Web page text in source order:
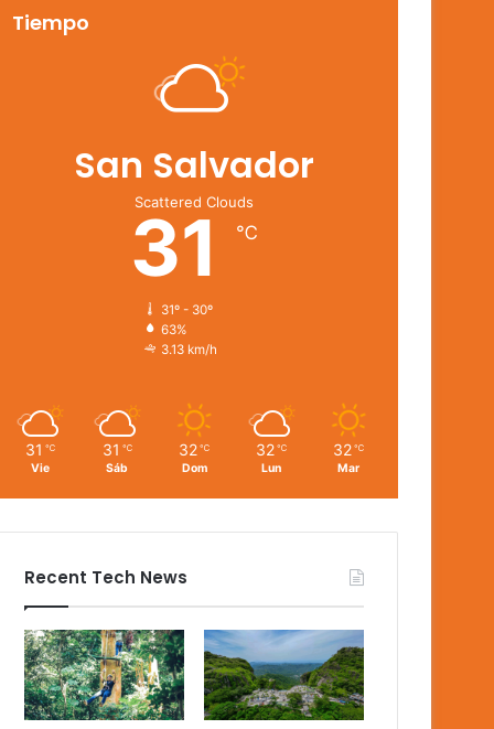
Tiempo
San Salvador
Scattered Clouds
31 ℃
31º - 30º
63%
3.13 km/h
31 ℃
Vie
31 ℃
Sáb
32 ℃
Dom
32 ℃
Lun
32 ℃
Mar
Recent Tech News